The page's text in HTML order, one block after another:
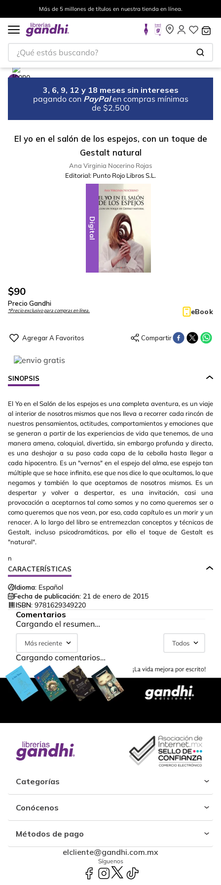
Más de 5 millones de títulos en nuestra tienda en línea.
¿Qué estás buscando?
3, 6, 9, 12 y 18 meses sin intereses
pagando con PayPal en compras mínimas
de $2,500
El yo en el salón de los espejos, con un toque de
Gestalt natural
Ana Virginia Nocerino Rojas
Editorial: Punto Rojo Libros S.L.
Digital
$90
Precio Gandhi
*Precio exclusivo para compras en línea. eBook
SINOPSIS
El Yo en el Salón de los espejos es una completa aventura, es un viaje
al interior de nosotros mismos que nos lleva a recorrer cada rincón de
nuestros pensamientos, actitudes, comportamientos y emociones que
se generan a partir de las experiencias de vida que tenemos, de una
manera amena, coloquial, divertida, sin embargo profunda y directa,
es una deshojar a su paso cada capa de la cebolla hasta llegar a
cada hipocentro. Es un "vernos" en el espejo del alma, ese espejo tan
múltiple que se hace infinito, ese que nos dice lo que ocultamos, lo que
negamos y también lo que aceptamos de nosotros mismos. Es un
despertar y volver a despertar, es una invitación, casi una
provocación a aceptarnos tal como somos y no como queremos ser o
como queremos que nos vean, por eso, cada capítulo es un morir y un
renacer. A lo largo del libro se entremezclan conceptos y técnicas de
Gestalt, incluso psicodramáticas, por ello el toque de Gestalt es
"natural".
n
CARACTERÍSTICAS
Idioma: Español
Fecha de publicación: 21 de enero de 2015
ISBN: 9781629349220
Comentarios
Cargando el resumen…
Más reciente Todos
Cargando comentarios…
Categorías
Conócenos
Métodos de pago
elcliente@gandhi.com.mx
Síguenos